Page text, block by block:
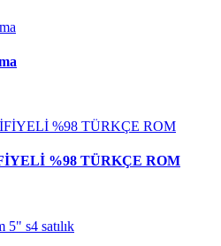
%98 TÜRKÇE ROM